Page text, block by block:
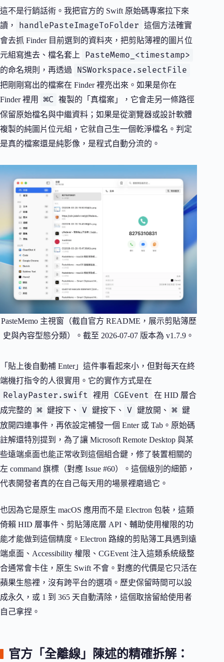
這不是行銷話術。我把官方的 Swift 原始碼專案拉下來
讀，
handlePasteImageToFolder
這個方法確實
會去抓 Finder 目前選到的資料夾，把剪貼簿裡的圖片位
元組寫進去、檔名套上
PasteMemo_<timestamp>
的命名規則，再透過 NSWorkspace.selectFile
把剛剛寫出的檔案在 Finder 裡亮出來。如果是你在
Finder 裡用
⌘C
複製的「真檔案」，它會走另一條路徑
保留原始檔名與中繼資料；如果是從瀏覽器或設計軟體
複製的純圖片位元組，它就自己生一個乾淨檔名。判定
是真的檔案還是純影像，是程式自動分流的。
PasteMemo 主視窗（截自官方 README，展示剪貼簿歷
史與內容型態分類）。截至 2026-07-07 版本為 v1.7.9。
「貼上後自動補 Enter」這件事看起來小，但對每天在終
端機打指令的人很實用。它的實作方式是在
RelayPaster.swift 裡用 CGEvent
在 HID 層合
成完整的
⌘ 鍵按下、 V 鍵按下、 V 鍵放開、 ⌘ 鍵
放開四連事件，再依設定補發一個 Enter 或 Tab。原始碼
註解還特別提到，為了讓 Microsoft Remote Desktop 與某
些遠端桌面也能正常收到這個組合鍵，修了裝置相關的
左 command 旗標（對應 Issue #60）。這個級別的細節，
代表開發者真的在自己每天用的場景裡磨過它。
也因為它是原生 macOS 應用而不是 Electron 包裝，這類
倚賴 HID 層事件、剪貼簿底層 API、輔助使用權限的功
能才能做到這個精度。Electron 路線的剪貼簿工具遇到遠
端桌面、Accessibility 權限、CGEvent 注入這類系統級整
合通常會卡住，原生 Swift 不會。對應的代價是它只活在
蘋果生態裡，沒有跨平台的選項。歷史保留時間可以設
成永久，或 1 到 365 天自動清除，這個取捨留給使用者
自己拿捏。
官方「全離線」陳述的精確拆解：